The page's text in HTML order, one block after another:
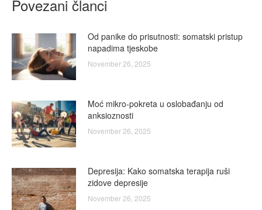
Povezani članci
Od panike do prisutnosti: somatski pristup
napadima tjeskobe
November 26, 2025
Moć mikro-pokreta u oslobađanju od
anksioznosti
November 26, 2025
Depresija: Kako somatska terapija ruši
zidove depresije
November 26, 2025